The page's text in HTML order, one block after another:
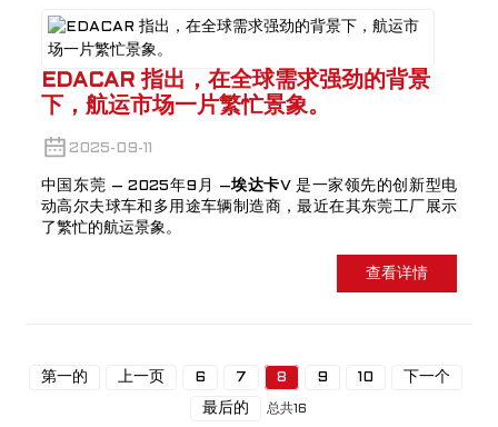
EDACAR 指出，在全球需求强劲的背景
下，航运市场一片繁忙景象。
2025-09-11
中国东莞 – 2025年9月 –埃达卡V 是一家领先的创新型电
动高尔夫球车和多用途车辆制造商，最近在其东莞工厂展示
了繁忙的航运景象。
查看详情
第一的 上一页 6 7 8 9 10 下一个
最后的 总共16